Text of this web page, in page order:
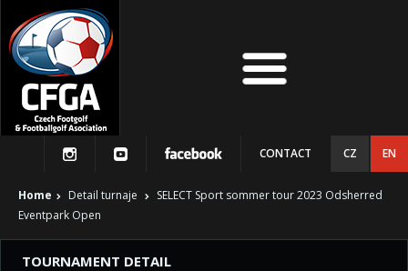
CONTACT CZ EN
Home Detail turnaje
SELECT Sport sommer tour 2023 Odsherred
Eventpark Open
TOURNAMENT DETAIL